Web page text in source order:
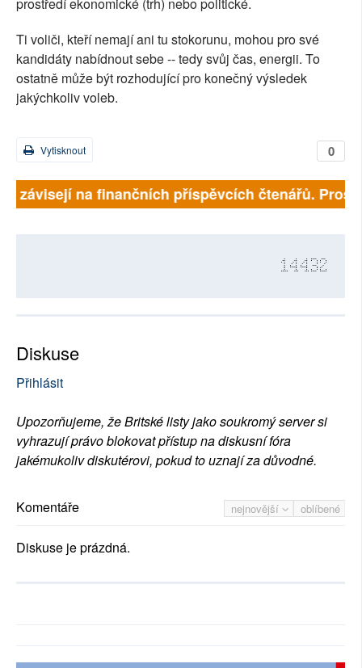
prostředí ekonomické (trh) nebo politické.
Ti voliči, kteří nemají ani tu stokorunu, mohou pro své
kandidáty nabídnout sebe -- tedy svůj čas, energii. To
ostatně může být rozhodující pro konečný výsledek
jakýchkoliv voleb.
0
Vytisknout
závisejí na finančních příspěvcích čtenářů.
14432
Diskuse
Přihlásit
Upozorňujeme, že Britské listy jako soukromý server si
vyhrazují právo blokovat přístup na diskusní fóra
jakémukoliv diskutérovi, pokud to uznají za důvodné.
nejnovější oblíbené
Komentáře
Diskuse je prázdná.